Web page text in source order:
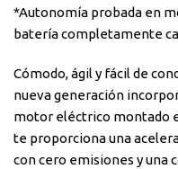
*Autonomía probada en
batería completamente
Cómodo, ágil y fácil de
nueva generación
motor eléctrico montado
te proporciona una
con cero emisiones y una